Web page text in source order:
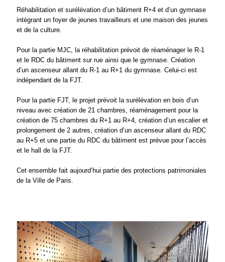
Réhabilitation et surélévation d’un bâtiment R+4 et d’un gymnase
intégrant un foyer de jeunes travailleurs et une maison des jeunes
et de la culture.
Pour la partie MJC, la réhabilitation prévoit de réaménager le R-1
et le RDC du bâtiment sur rue ainsi que le gymnase. Création
d’un ascenseur allant du R-1 au R+1 du gymnase. Celui-ci est
indépendant de la FJT.
Pour la partie FJT, le projet prévoit la surélévation en bois d’un
niveau avec création de 21 chambres, réaménagement pour la
création de 75 chambres du R+1 au R+4, création d’un escalier et
prolongement de 2 autres, création d’un ascenseur allant du RDC
au R+5 et une partie du RDC du bâtiment est prévue pour l’accès
et le hall de la FJT.
Cet ensemble fait aujourd’hui partie des protections patrimoniales
de la Ville de Paris.